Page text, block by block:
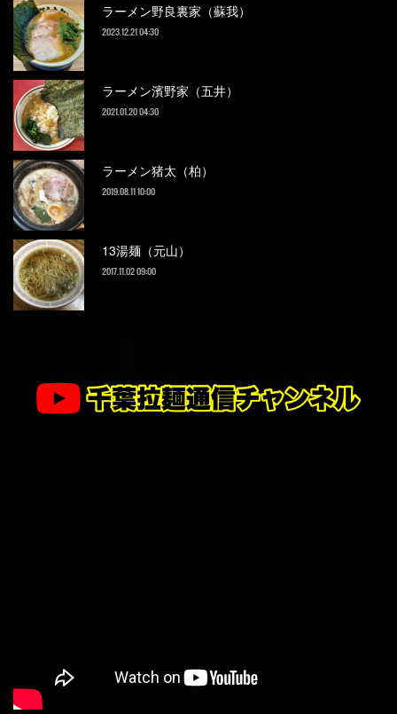
ラーメン野良裏家（蘇我）
2023.12.21 04:30
ラーメン濱野家（五井）
2021.01.20 04:30
ラーメン猪太（柏）
2019.08.11 10:00
13湯麺（元山）
2017.11.02 09:00